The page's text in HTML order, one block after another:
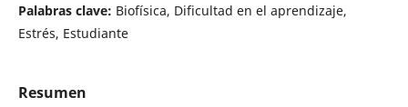
Palabras clave: Biofísica, Dificultad en el aprendizaje,
Estrés, Estudiante
Resumen